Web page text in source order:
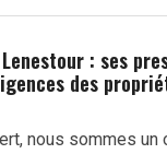
: ses
des
nous sommes un